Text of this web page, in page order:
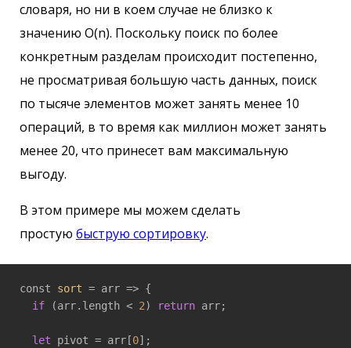
словаря, но ни в коем случае не близко к
значению O(n). Поскольку поиск по более
конкретным разделам происходит постепенно,
не просматривая большую часть данных, поиск
по тысяче элементов может занять менее 10
операций, в то время как миллион может занять
менее 20, что принесет вам максимальную
выгоду.
В этом примере мы можем сделать
простую быструю сортировку.
const sort = arr => {
if (arr.length < 2) return arr;
let pivot = arr[0];